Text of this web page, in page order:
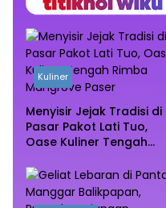
Kuliner
Menyisir Jejak Tradisi di
Pasar Pakot Lati Tuo,
Oase Kuliner Tengah